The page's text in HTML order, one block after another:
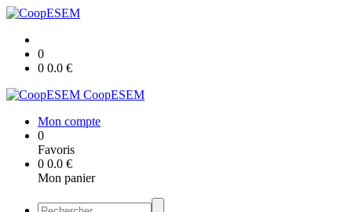
0
0 0.0 €
CoopESEM
Mon compte
0
Favoris
0 0.0 €
Mon panier